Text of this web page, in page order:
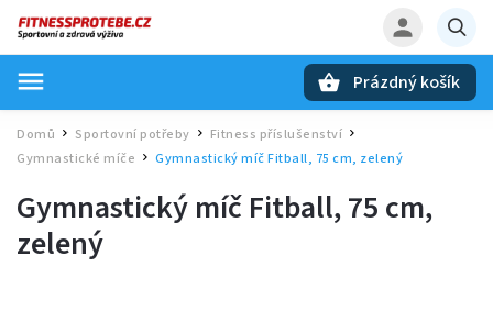
Prázdný košík
Domů / Sportovní potřeby Fitness příslušenství /
Gymnastické míče / Gymnastický míč Fitball, 75 cm, zelený
Gymnastický míč Fitball, 75 cm,
zelený